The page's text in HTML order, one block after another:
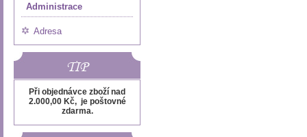
Administrace
Adresa
TIP
Při objednávce zboží nad
2.000,00 Kč, je poštovné
zdarma.